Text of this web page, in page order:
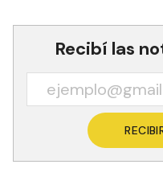
Recibí las